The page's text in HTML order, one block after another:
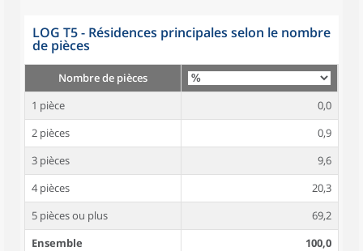
LOG T5 - Résidences principales selon le nombre
de pièces
Nombre de pièces
1 pièce
0,0
2 pièces
0,9
3 pièces
9,6
4 pièces
20,3
5 pièces ou plus
69,2
Ensemble
100,0